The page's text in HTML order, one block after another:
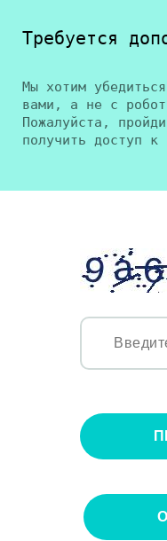
Требуется
Мы хотим
вами, а не с
Пожалуйста,
получить доступ к